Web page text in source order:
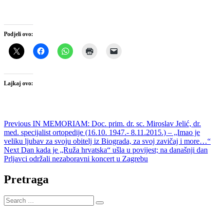
Podjeli ovo:
Lajkaj ovo:
Navigacija
objava
Previous Previous
post:
IN MEMORIAM: Doc. prim. dr. sc. Miroslav Jelić, dr.
med. specijalist ortopedije (16.10. 1947.- 8.11.2015.) – „Imao je
veliku ljubav za svoju obitelj iz Biograda, za svoj zavičaj i more…“
Next Next
post:
Dan kada je „Ruža hrvatska“ ušla u povijest; na današnji dan
Prljavci održali nezaboravni koncert u Zagrebu
Pretraga
Search
…